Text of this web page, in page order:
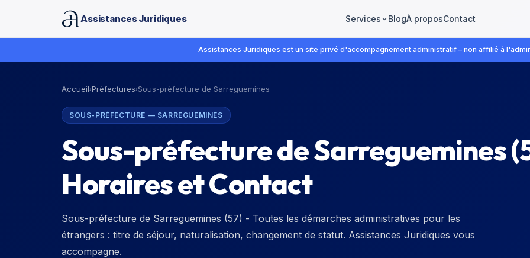
Assistances Juridiques Services BlogÀ proposContact
Assistances Juridiques est un site privé d'accompagnement administratif – non affilié à
Accueil›Préfectures›Sous-préfecture de Sarreguemines
SOUS-PRÉFECTURE — SARREGUEMINES
Sous-préfecture de Sarreguemines(
Horaires et Contact
Sous-préfecture de Sarreguemines (57) - Toutes les démarches administratives pour les
étrangers : titre de séjour, naturalisation, changement de statut. Assistances Juridiques vous
accompagne.